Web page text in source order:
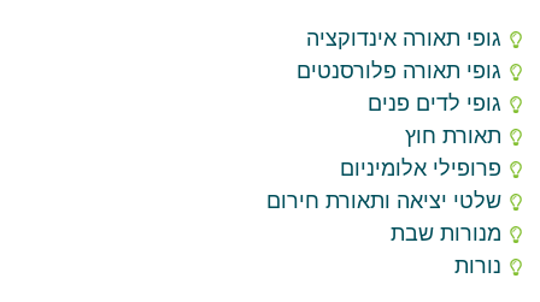
גופי תאורה אינדוקציה
גופי תאורה פלורסנטים
גופי לדים פנים
תאורת חוץ
פרופילי אלומיניום
שלטי יציאה ותאורת חירום
מנורות שבת
נורות